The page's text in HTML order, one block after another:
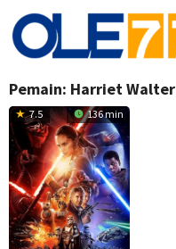
Loncat
ke
konten
Pemain: Harriet Walter
7.5 136 min